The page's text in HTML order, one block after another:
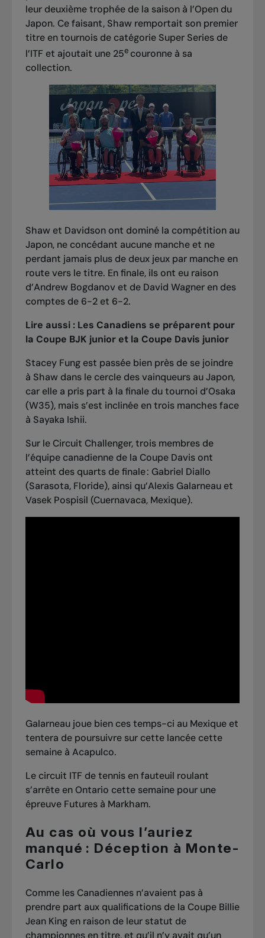
leur deuxième trophée de la saisonà l’Open du
Japon. Ce faisant, Shaw remportait son premier
titre en tournois de catégorie Super Series de
l’ITF et ajoutait une 25e couronne à sa
collection.
Shaw et Davidson ont dominé la compétition au
Japon, ne concédant aucune manche et ne
perdant jamais plus de deux jeux par manche en
route vers le titre. En finale, ils ont eu raison
d’Andrew Bogdanov et de David Wagner en des
comptes de 6-2 et 6-2.
Lire aussi : Les Canadiens se préparent pour
la Coupe BJK junior et la Coupe Davis junior
Stacey Fung est passée bien près de se joindre
à Shaw dans le cercle des vainqueurs au Japon,
car elle a pris part à la finale du tournoi d’Osaka
(W35), mais s’est inclinée en trois manches face
à Sayaka Ishii.
Sur le Circuit Challenger, trois membres de
l’équipe canadienne de la Coupe Davis ont
atteint des quarts de finale : Gabriel Diallo
(Sarasota, Floride), ainsi qu’Alexis Galarneau et
Vasek Pospisil (Cuernavaca, Mexique).
Galarneau joue bien ces temps-ci au Mexique et
tentera de poursuivre sur cette lancée cette
semaine à Acapulco.
Le circuit ITF de tennis en fauteuil roulant
s’arrête en Ontario cette semaine pour une
épreuve Futures à Markham.
Au cas où vous l’auriez
manqué : Déception à Monte-
Carlo
Comme les Canadiennes n’avaient pas à
prendre part aux qualifications de la Coupe Billie
Jean King en raison de leur statut de